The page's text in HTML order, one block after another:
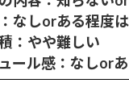
なしorある程度
：やや難しい
ール感：なしor